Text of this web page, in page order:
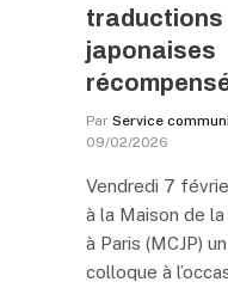
traductions
japonaises
Par Service
09/02/2026
Vendredi 7
à la Maison de
à Paris (MCJP)
colloque à